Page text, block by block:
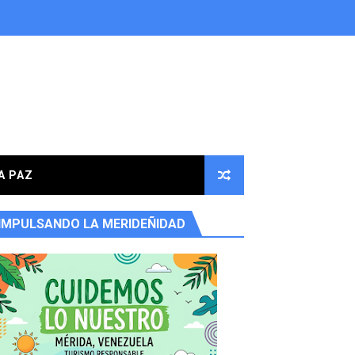
en la parroquia Osuna Rodríguez
PAZ
IMPULSANDO LA MERIDEÑIDAD